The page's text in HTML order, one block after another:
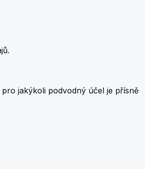
jakýkoli podvodný účel je přísně